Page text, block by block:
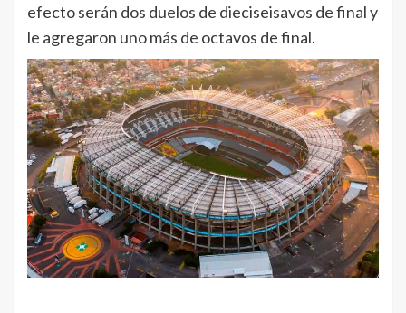
efecto serán dos duelos de dieciseisavos de final y
le agregaron uno más de octavos de final.